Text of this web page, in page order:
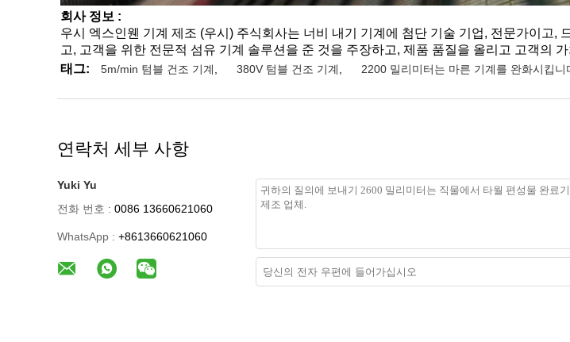
회사 정보 :
우시 엑스인웬 기계 제조 (우시) 주식회사는 너비 내기 기계에 첨단 기술 기업, 전문가이고,
고, 고객을 위한 전문적 섬유 기계 솔루션을 준 것을 주장하고, 제품 품질을 올리고 고객의
태그:
5m/min 텀블 건조 기계 380V 텀블 건조 기계 2200 밀리미터는 마른 기계를 완화시킵니
연락처 세부 사항
Yuki Yu
전화 번호 : 0086 13660621060
WhatsApp : +8613660621060